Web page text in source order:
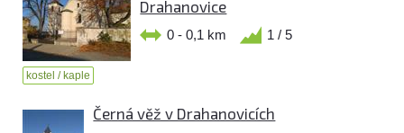
Drahanovice
0 - 0,1 km 1 / 5
kostel / kaple
Černá věž v Drahanovicích